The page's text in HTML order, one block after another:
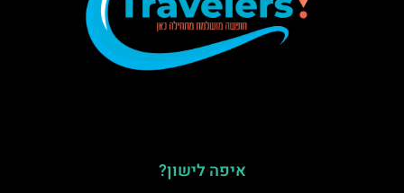
איפה לישון?